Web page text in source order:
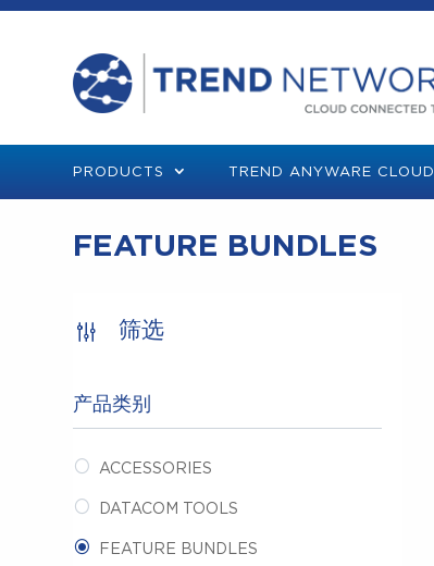
PRODUCTS TREND ANYWARE CLOUD
FEATURE BUNDLES
筛选
产品类别
ACCESSORIES
DATACOM TOOLS
FEATURE BUNDLES